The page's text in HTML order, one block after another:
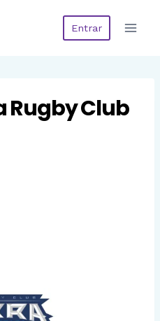
Entrar
Rugby Club